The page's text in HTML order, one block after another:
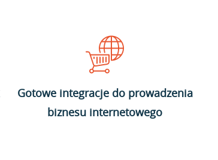
Gotowe integracje do prowadzenia
biznesu internetowego